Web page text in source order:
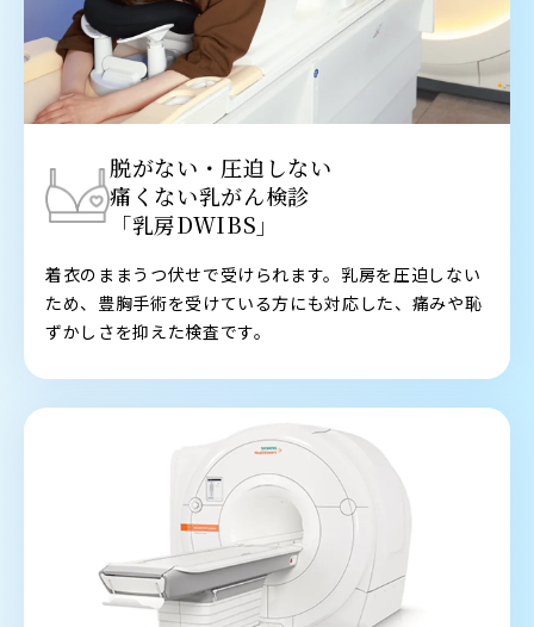
脱がない・圧迫しない
痛くない乳がん検診
「乳房DWIBS」
着衣のままうつ伏せで受けられます。乳房を圧迫しない
ため、豊胸手術を受けている方にも対応した、痛みや恥
ずかしさを抑えた検査です。